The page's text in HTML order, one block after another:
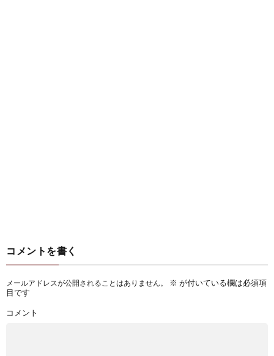
コメントを書く
メールアドレスが公開されることはありません。 ※ が付いている欄は必須項
目です
コメント